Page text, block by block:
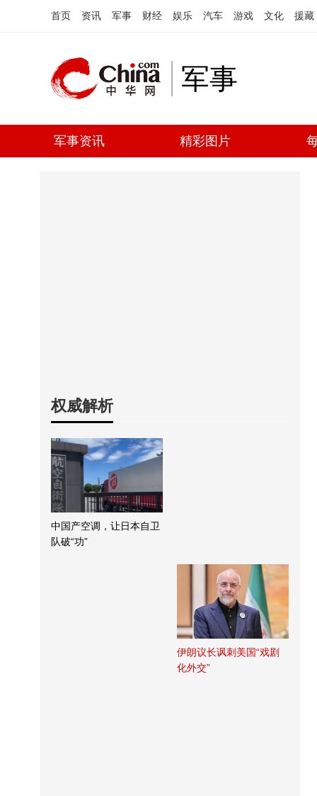
首页 资讯 军事 财经 娱乐 汽车 游戏 文化 援藏
军事
军事资讯 精彩图片
权威解析
中国产空调，让日本自卫
队破“功”
伊朗议长讽刺美国“戏剧
化外交”